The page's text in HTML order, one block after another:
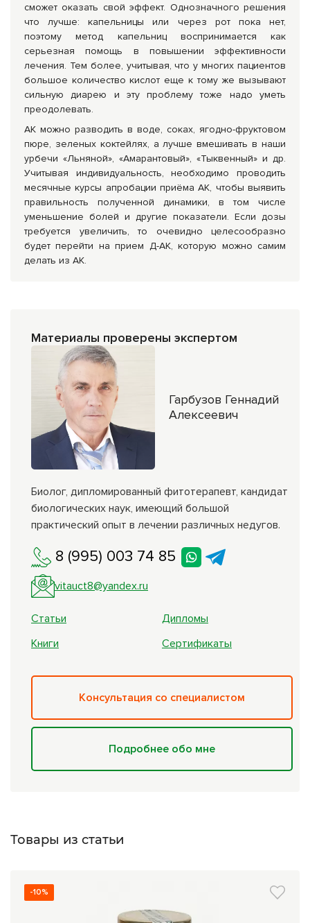
сможет оказать свой эффект. Однозначного решения
что лучше: капельницы или через рот пока нет,
поэтому метод капельниц воспринимается как
серьезная помощь в повышении эффективности
лечения. Тем более, учитывая, что у многих пациентов
большое количество кислот еще к тому же вызывают
сильную диарею и эту проблему тоже надо уметь
преодолевать.
АК можно разводить в воде, соках, ягодно-фруктовом
пюре, зеленых коктейлях, а лучше вмешивать в наши
урбечи «Льняной», «Амарантовый», «Тыквенный» и др.
Учитывая индивидуальность, необходимо проводить
месячные курсы апробации приёма АК, чтобы выявить
правильность полученной динамики, в том числе
уменьшение болей и другие показатели. Если дозы
требуется увеличить, то очевидно целесообразно
будет перейти на прием Д-АК, которую можно самим
делать из АК.
Материалы проверены экспертом
Биолог, дипломированный фитотерапевт, кандидат
биологических наук, имеющий большой
практический опыт в лечении различных недугов.
8 (995) 003 74 85
vitauct8@yandex.ru
Статьи
Дипломы
Книги
Сертификаты
Консультация со специалистом
Подробнее обо мне
Гарбузов Геннадий
Алексеевич
Товары из статьи
-10%